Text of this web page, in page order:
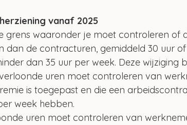
vanaf 2025
grens waaronder je moet controleren of
dan de contracturen, gemiddeld 30 uur
dan 35 uur per week. Deze wijziging
uren moet controleren van
is toegepast en die een
week hebben.
uren moet controleren van